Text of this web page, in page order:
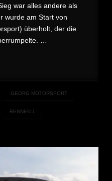
war alles andere als
wurde am Start von
überholt, der die
…
GEORG MOTORSPORT
RENNEN 1